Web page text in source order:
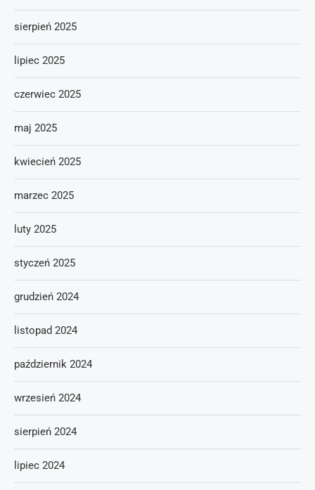
sierpień 2025
lipiec 2025
czerwiec 2025
maj 2025
kwiecień 2025
marzec 2025
luty 2025
styczeń 2025
grudzień 2024
listopad 2024
październik 2024
wrzesień 2024
sierpień 2024
lipiec 2024